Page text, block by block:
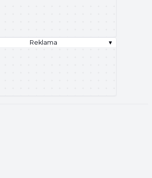
Reklama ▾